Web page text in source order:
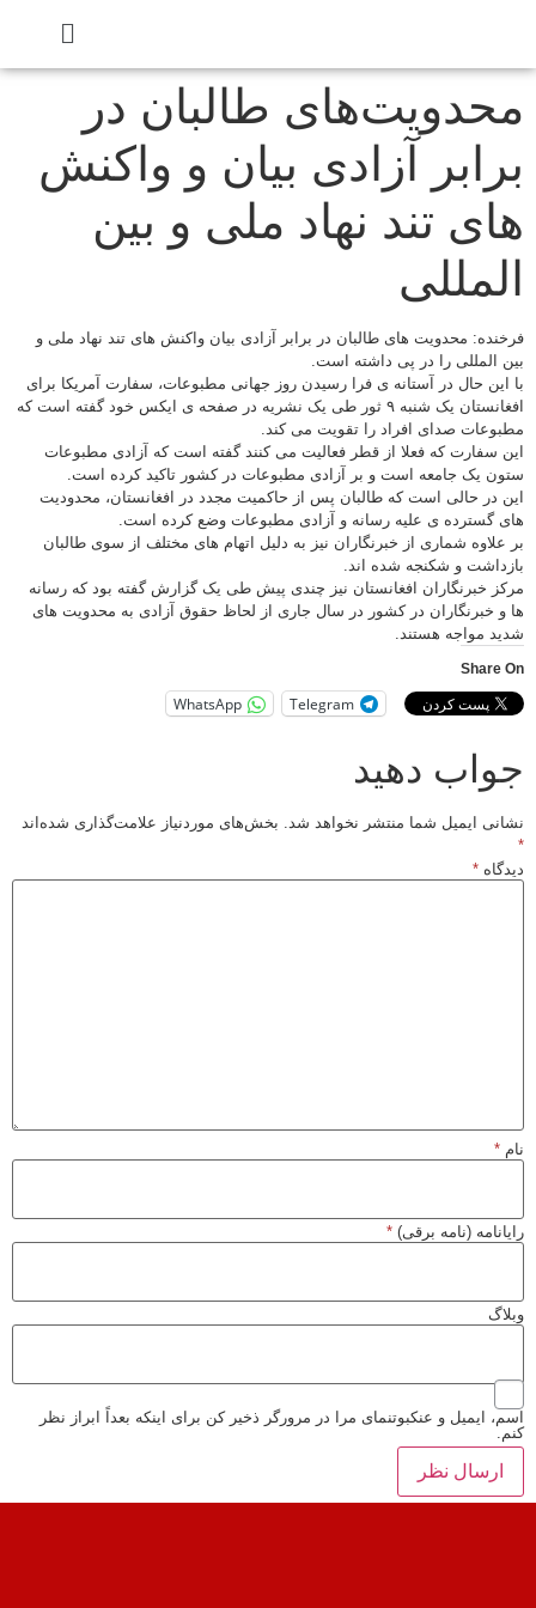
محدویت‌های طالبان در
برابر آزادی بیان و واکنش
های تند نهاد ملی و بین
المللی
فرخنده: محدویت های طالبان در برابر آزادی بیان واکنش های تند نهاد ملی و
بین المللی را در پی داشته است.
با این حال در آستانه ی فرا رسیدن روز جهانی مطبوعات، سفارت آمریکا برای
افغانستان یک شنبه ۹ ثور طی یک نشریه در صفحه ی ایکس خود گفته است که
مطبوعات صدای افراد را تقویت می کند.
این سفارت که فعلا از قطر فعالیت می کنند گفته است که آزادی مطبوعات
ستون یک جامعه است و بر آزادی مطبوعات در کشور تاکید کرده است.
این در حالی است که طالبان پس از حاکميت مجدد در افغانستان، محدودیت
های گسترده ی علیه رسانه و آزادی مطبوعات وضع کرده است.
بر علاوه شماری از خبرنگاران نیز به دلیل اتهام های مختلف از سوی طالبان
بازداشت و شکنجه شده اند.
مرکز خبرنگاران افغانستان نیز چندی پیش طی یک گزارش گفته بود که رسانه
ها و خبرنگاران در کشور در سال جاری از لحاظ حقوق آزادی به محدویت های
شدید مواجه هستند.
Share On
Telegram
WhatsApp
جواب دهید
نشانی ایمیل شما منتشر نخواهد شد. بخش‌های موردنیاز علامت‌گذاری شده‌اند
دیدگاه*
نام*
رایانامه (نامه برقی)*
وبلاگ
اسم، ایمیل و عنکبوتنمای مرا در مرورگر ذخیر کن برای اینکه بعداً ابراز نظر
کنم.